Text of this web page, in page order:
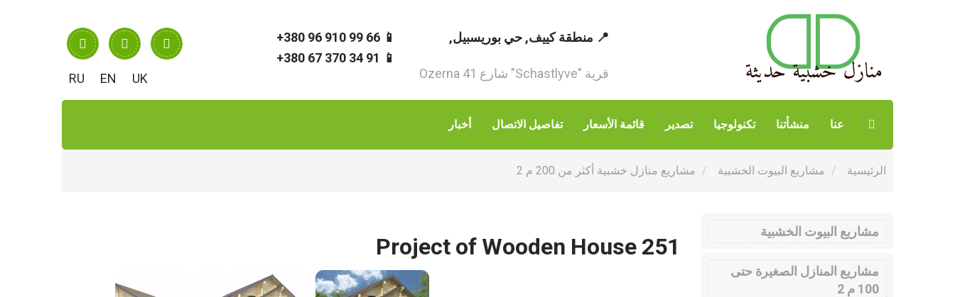
📍 منطقة كييف, حي بوريسبيل,
قرية "Schastlyve" شارع Ozerna 41
📱 66 99 910 96 380+
📱 91 34 370 67 380+
UK
EN
RU
عنا منشأتنا تكنولوجيا تصدير قائمة الأسعار تفاصيل الاتصال أخبار
الرئيسية مشاريع البيوت الخشبية مشاريع منازل خشبية أكثر من 200 م 2
Project of Wooden House 251
مشاريع البيوت الخشبية
مشاريع المنازل الصغيرة حتى
100 م 2